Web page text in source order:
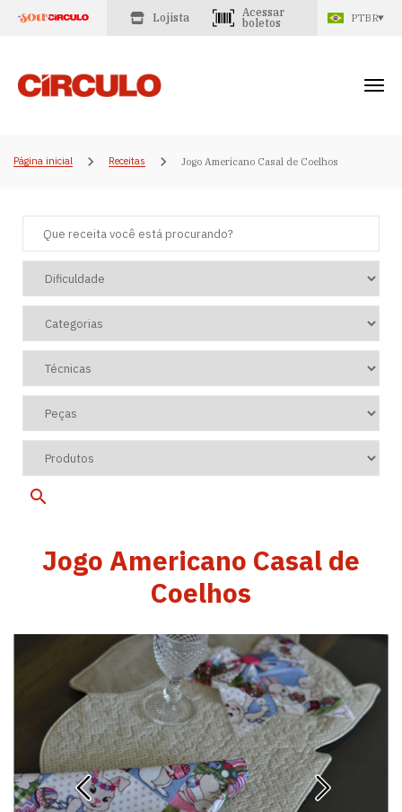
Lojista
Acessar
boletos
PTBR
Página inicial Receitas Jogo Americano Casal de Coelhos
Jogo Americano Casal de
Coelhos